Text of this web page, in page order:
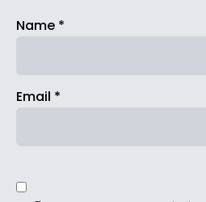
Name *
Email *